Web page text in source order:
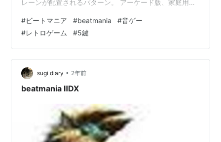
く違う）
clubMIX、featuring Dreams Come True、CORE
後期
6thMIX、7thMIX、THE FINAL
beatmania（アーケード2ndMIX＋家庭用オリジナル
Yebisu MIX）
レーンが配置されるパターン。 アーケード版、家庭用版
となっています。 そして、終盤以前の曲をパターン2で
遊びたいと思った場合、終盤の作品に曲が収録されてい
ることがあるので、終盤の作品を遊べば問題ありません
でした。 しかし、家庭用版ではどうでしょう。 アーケー
ド版と違い、終盤以前の曲は遊べません。 なので、今回
は終盤以前の曲をパター…
#ビートマニア #beatmania #音ゲー
#レトロゲーム #5鍵
sugi diary • 2年前
beatmania ⅡDX